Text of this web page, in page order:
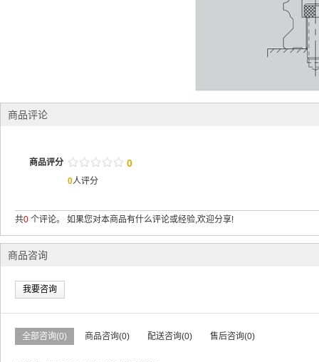
商品评论
商品评分 / / / / /
. . . . . 0
0人评分
共0 个评论。 如果您对本商品有什么评论或经验,欢迎分享!
商品咨询
我要咨询
全部咨询(0) 商品咨询(0) 配送咨询(0) 售后咨询(0)